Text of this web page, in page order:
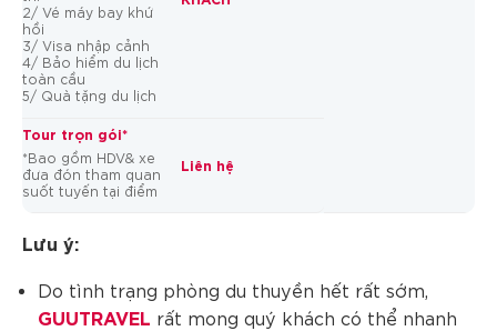
2/ Vé máy bay khứ
hồi
3/ Visa nhập cảnh
4/ Bảo hiểm du lịch
toàn cầu
5/ Quà tặng du lịch
Tour trọn gói*
*Bao gồm HDV& xe
đưa đón tham quan
suốt tuyến tại điểm
Liên hệ
Lưu ý:
Do tình trạng phòng du thuyền hết rất sớm,
GUUTRAVEL rất mong quý khách có thể nhanh